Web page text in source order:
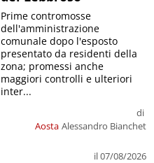
Aosta
di
Alessandro Bianchet
il 07/08/2026
Prime contromosse
dell'amministrazione
comunale dopo l'esposto
presentato da residenti della
zona; promessi anche
maggiori controlli e ulteriori
inter...